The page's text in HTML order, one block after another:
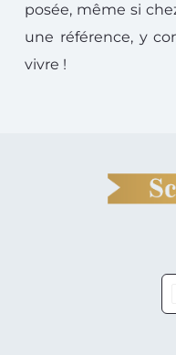
posée, même si
une référence, y
vivre !